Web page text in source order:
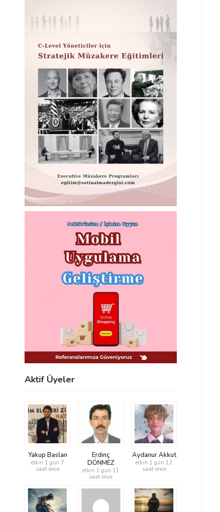
Aktif Üyeler
Yakup Baslan
etkin 1 gün 7
saat önce
Erdinç
DÖNMEZ
etkin 1 gün 11
saat önce
Aydanur Akkut
etkin 1 gün 12
saat önce